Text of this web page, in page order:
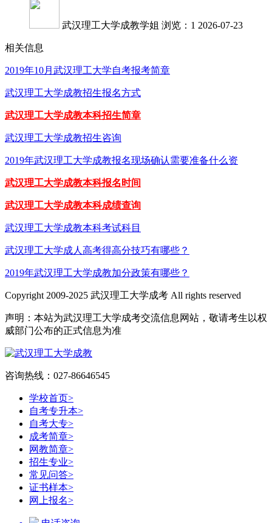
武汉理工大学成教学姐 浏览：1 2026-07-23
相关信息
2019年10月武汉理工大学自考报考简章
武汉理工大学成教招生报名方式
武汉理工大学成教本科招生简章
武汉理工大学成教招生咨询
2019年武汉理工大学成教报名现场确认需要准备什么资
武汉理工大学成教本科报名时间
武汉理工大学成教本科成绩查询
武汉理工大学成教本科考试科目
武汉理工大学成人高考得高分技巧有哪些？
2019年武汉理工大学成教加分政策有哪些？
Copyright 2009-2025 武汉理工大学成考 All rights reserved
声明：本站为武汉理工大学成考交流信息网站，敬请考生以权
威部门公布的正式信息为准
咨询热线：027-86646545
学校首页>
自考专升本>
自考大专>
成考简章>
网教简章>
招生专业>
常见问答>
证书样本>
网上报名>